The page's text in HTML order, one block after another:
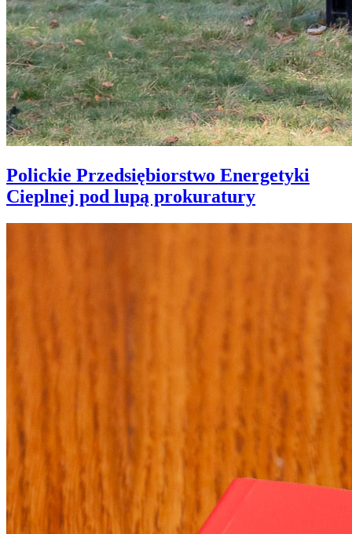
Polickie Przedsiębiorstwo Energetyki
Cieplnej pod lupą prokuratury